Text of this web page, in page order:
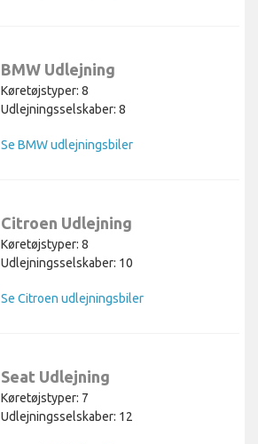
BMW Udlejning
Køretøjstyper: 8
Udlejningsselskaber: 8
Se BMW udlejningsbiler
Citroen Udlejning
Køretøjstyper: 8
Udlejningsselskaber: 10
Se Citroen udlejningsbiler
Seat Udlejning
Køretøjstyper: 7
Udlejningsselskaber: 12